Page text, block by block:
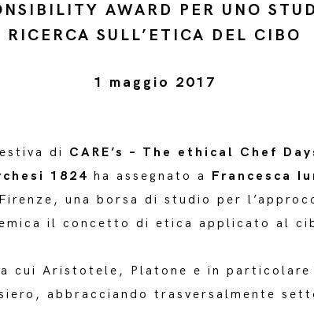
AWARD PER UNO
RICERCA SULL’ETICA DEL CIBO
1 maggio 2017
di CARE’s – The ethical Chef
1824 ha assegnato a Francesca
una borsa di studio per
il concetto di etica applicato al
cui Aristotele, Platone e in particolare
abbracciando trasversalmente